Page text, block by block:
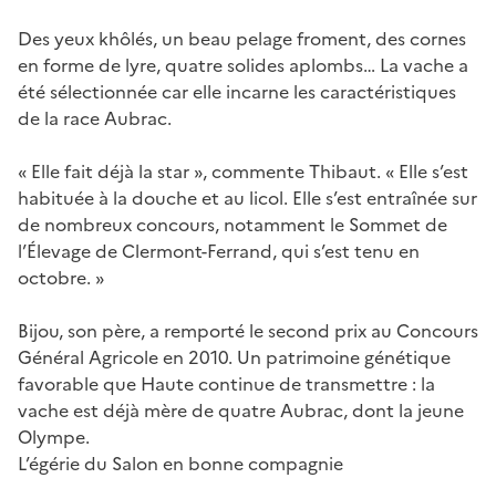
Des yeux khôlés, un beau pelage froment, des cornes
en forme de lyre, quatre solides aplombs… La vache a
été sélectionnée car elle incarne les caractéristiques
de la race Aubrac.
« Elle fait déjà la star », commente Thibaut. « Elle s’est
habituée à la douche et au licol. Elle s’est entraînée sur
de nombreux concours, notamment le Sommet de
l’Élevage de Clermont-Ferrand, qui s’est tenu en
octobre. »
Bijou, son père, a remporté le second prix au Concours
Général Agricole en 2010. Un patrimoine génétique
favorable que Haute continue de transmettre : la
vache est déjà mère de quatre Aubrac, dont la jeune
Olympe.
L’égérie du Salon en bonne compagnie